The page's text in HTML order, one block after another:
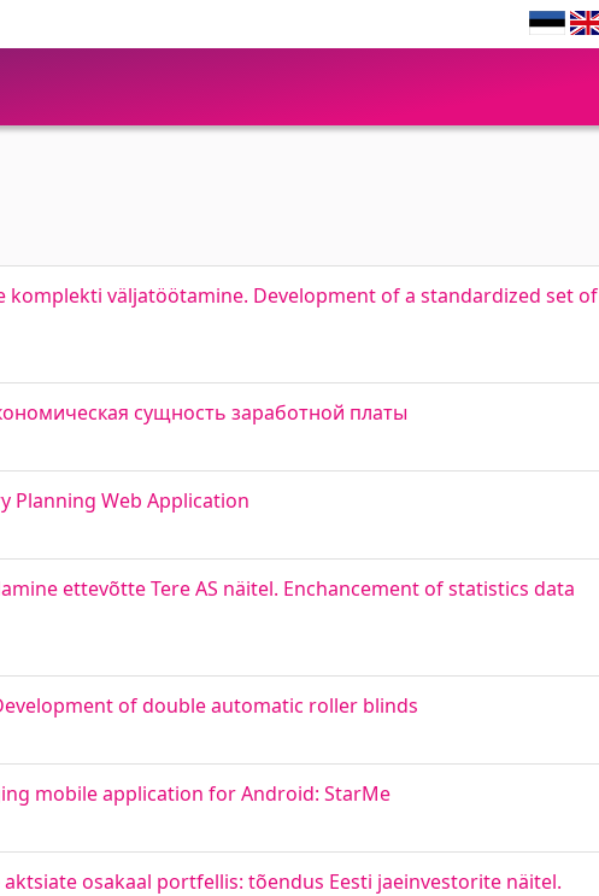
väljatöötamine. Development of a standardized set of
сущность заработной платы
Planning Web Application
ettevõtte Tere AS näitel. Enchancement of statistics data
of double automatic roller blinds
mobile application for Android: StarMe
osakaal portfellis: tõendus Eesti jaeinvestorite näitel.